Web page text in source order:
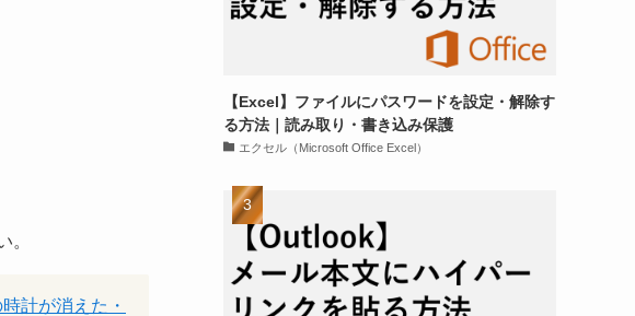
。
計が消えた・
【Excel】ファイルにパスワードを設定・解除す
る方法｜読み取り・書き込み保護
エクセル（Microsoft Office Excel）